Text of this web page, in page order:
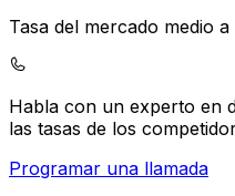
Tasa del mercado medio
Habla con un experto en
las tasas de los
Programar una llamada